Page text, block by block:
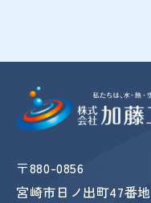
〒880-0856
宮崎市日ノ出町47番地